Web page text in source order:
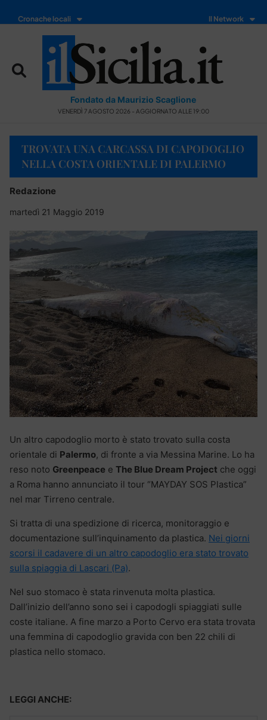
Cronache locali Il Network
Fondato da Maurizio Scaglione
VENERDÌ 7 AGOSTO 2026 - AGGIORNATO ALLE 19:00
TROVATA UNA CARCASSA DI CAPODOGLIO
NELLA COSTA ORIENTALE DI PALERMO
Redazione
martedì 21 Maggio 2019
Un altro capodoglio morto è stato trovato sulla costa
orientale di Palermo, di fronte a via Messina Marine. Lo ha
reso noto Greenpeace e The Blue Dream Project che oggi
a Roma hanno annunciato il tour “MAYDAY SOS Plastica”
nel mar Tirreno centrale.
Si tratta di una spedizione di ricerca, monitoraggio e
documentazione sull’inquinamento da plastica. Nei giorni
scorsi il cadavere di un altro capodoglio era stato trovato
sulla spiaggia di Lascari (Pa).
Nel suo stomaco è stata rinvenuta molta plastica.
Dall’inizio dell’anno sono sei i capodogli spiaggiati sulle
coste italiane. A fine marzo a Porto Cervo era stata trovata
una femmina di capodoglio gravida con ben 22 chili di
plastica nello stomaco.
LEGGI ANCHE: